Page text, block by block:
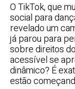
O TikTok, que
social para
revelado um
já parou para
sobre direitos
acessível se
dinâmico? É
estão